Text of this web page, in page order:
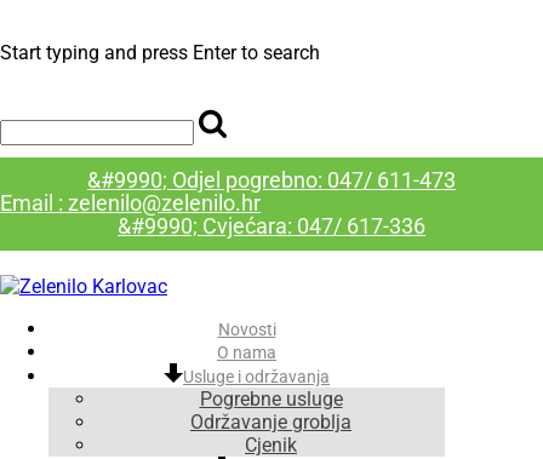
Start typing and press Enter to search
&#9990; Odjel pogrebno: 047/ 611-473
Email : zelenilo@zelenilo.hr
&#9990; Cvjećara: 047/ 617-336
Novosti
O nama
Usluge i održavanja
Pogrebne usluge
Održavanje groblja
Cjenik